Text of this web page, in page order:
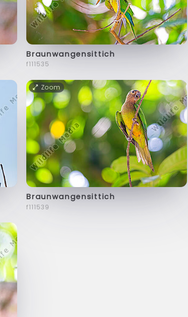
Braunwangensittich
f111535
Zoom
Braunwangensittich
f111539